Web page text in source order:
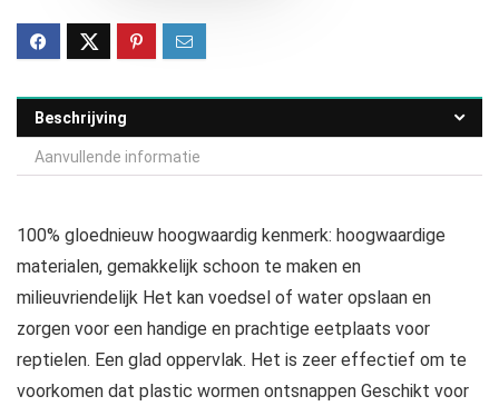
Beschrijving
Aanvullende informatie
100% gloednieuw hoogwaardig kenmerk: hoogwaardige
materialen, gemakkelijk schoon te maken en
milieuvriendelijk Het kan voedsel of water opslaan en
zorgen voor een handige en prachtige eetplaats voor
reptielen. Een glad oppervlak. Het is zeer effectief om te
voorkomen dat plastic wormen ontsnappen Geschikt voor